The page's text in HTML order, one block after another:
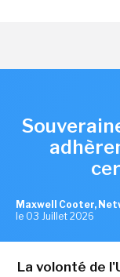
Maxwell Cooter,
le 03 Juillet 2026
La volonté de